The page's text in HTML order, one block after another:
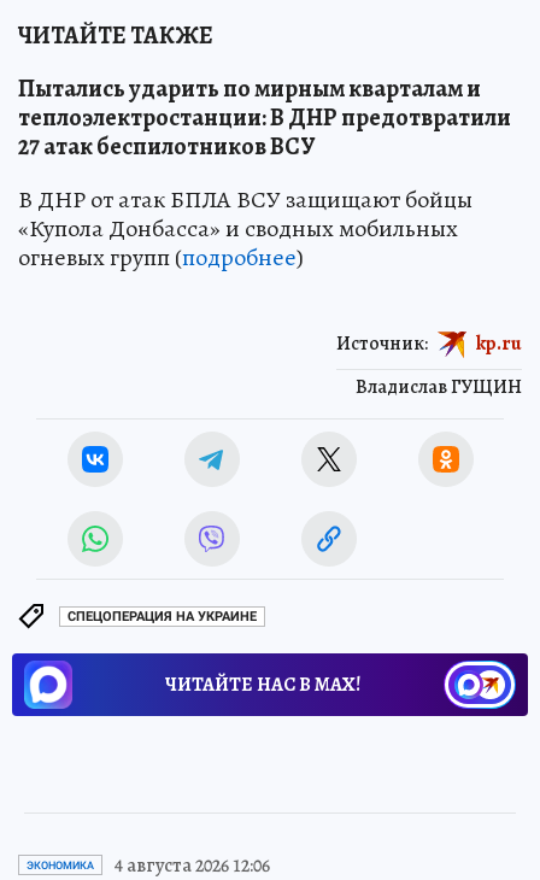
ЧИТАЙТЕ ТАКЖЕ
Пытались ударить по мирным кварталам и
теплоэлектростанции: В ДНР предотвратили
27 атак беспилотников ВСУ
В ДНР от атак БПЛА ВСУ защищают бойцы
«Купола Донбасса» и сводных мобильных
огневых групп (подробнее)
Владислав ГУЩИН
Источник: kp.ru
СПЕЦОПЕРАЦИЯ НА УКРАИНЕ
ЧИТАЙТЕ НАС В МАХ!
ЭКОНОМИКА 4 августа 2026 12:06